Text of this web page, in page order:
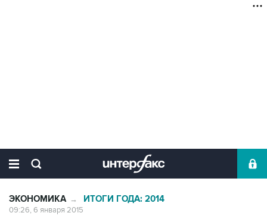
ЭКОНОМИКА → ИТОГИ ГОДА: 2014
09:26, 6 января 2015